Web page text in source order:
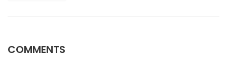
COMMENTS